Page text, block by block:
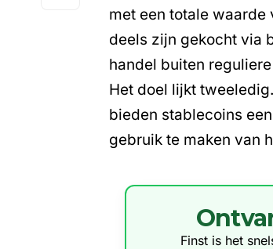
met een totale
deels zijn gekocht via
handel buiten
Het doel lijkt
bieden stablecoins
gebruik te maken van
Finst is het